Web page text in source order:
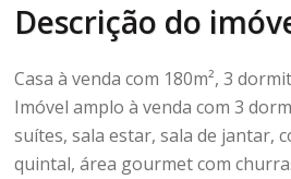
Descrição do
Casa à venda com 180m², 3
Imóvel amplo à venda com 3
suítes, sala estar, sala de jantar,
quintal, área gourmet com